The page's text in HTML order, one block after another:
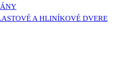
A HLINÍKOVÉ DVERE